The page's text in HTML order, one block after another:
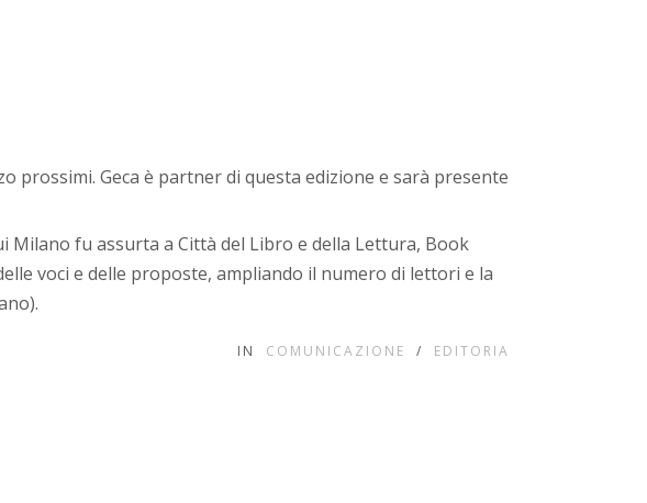
prossimi. Geca è partner di questa edizione e sarà presente
Milano fu assurta a Città del Libro e della Lettura, Book
voci e delle proposte, ampliando il numero di lettori e la
IN COMUNICAZIONE / EDITORIA